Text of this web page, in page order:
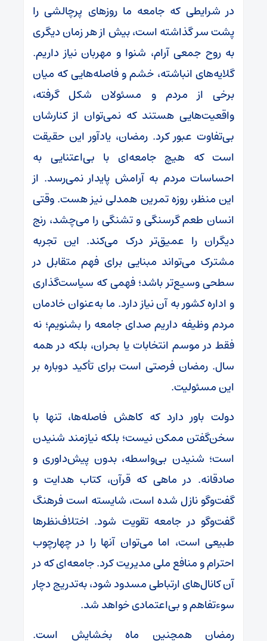
در شرایطی که جامعه ما روزهای پرچالشی را
پشت سر گذاشته است، بیش از هر زمان دیگری
به روح جمعی آرام، شنوا و مهربان نیاز داریم.
گلایه‌های انباشته، خشم و فاصله‌هایی که میان
برخی از مردم و مسئولان شکل گرفته،
واقعیت‌هایی هستند که نمی‌توان از کنارشان
بی‌تفاوت عبور کرد. رمضان، یادآور این حقیقت
است که هیچ جامعه‌ای با بی‌اعتنایی به
احساسات مردم به آرامش پایدار نمی‌رسد. از
این منظر، روزه تمرین همدلی نیز هست. وقتی
انسان طعم گرسنگی و تشنگی را می‌چشد، رنج
دیگران را عمیق‌تر درک می‌کند. این تجربه
مشترک می‌تواند مبنایی برای فهم متقابل در
سطحی وسیع‌تر باشد؛ فهمی که سیاست‌گذاری
و اداره کشور به آن نیاز دارد. ما به‌عنوان خادمان
مردم وظیفه داریم صدای جامعه را بشنویم؛ نه
فقط در موسم انتخابات یا بحران، بلکه در همه
سال. رمضان فرصتی است برای تأکید دوباره بر
این مسئولیت.
دولت باور دارد که کاهش فاصله‌ها، تنها با
سخن‌گفتن ممکن نیست؛ بلکه نیازمند شنیدن
است؛ شنیدن بی‌واسطه، بدون پیش‌داوری و
صادقانه. در ماهی که قرآن، کتاب هدایت و
گفت‌وگو نازل شده است، شایسته است فرهنگ
گفت‌وگو در جامعه تقویت شود. اختلاف‌نظرها
طبیعی است، اما می‌توان آنها را در چهارچوب
احترام و منافع ملی مدیریت کرد. جامعه‌ای که در
آن کانال‌های ارتباطی مسدود شود، به‌تدریج دچار
سوءتفاهم و بی‌اعتمادی خواهد شد.
رمضان همچنین ماه بخشایش است.